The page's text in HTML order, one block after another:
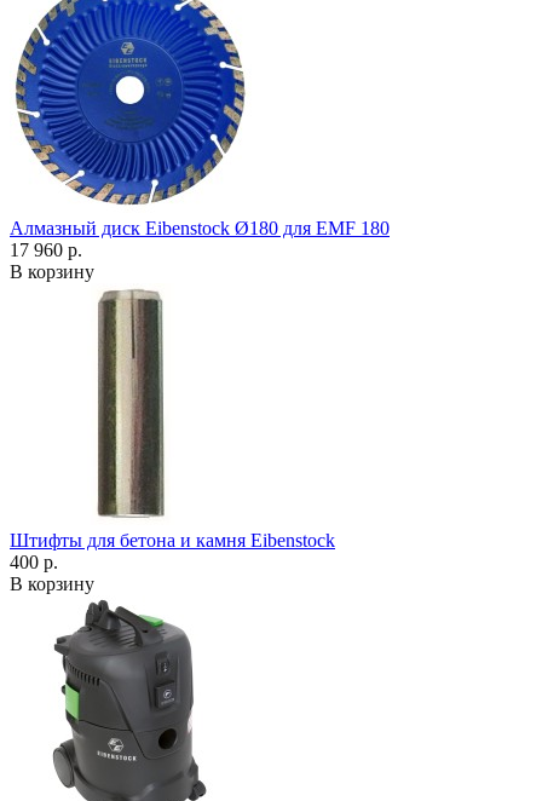
Алмазный диск Eibenstock Ø180 для EMF 180
17 960 р.
В корзину
Штифты для бетона и камня Eibenstock
400 р.
В корзину